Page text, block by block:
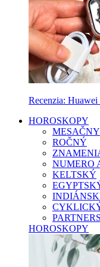
Recenzia:
HOROSKOPY
MESAČNY
ROČNÝ
NUMERO
KELTSKÝ
HOROSKOPY